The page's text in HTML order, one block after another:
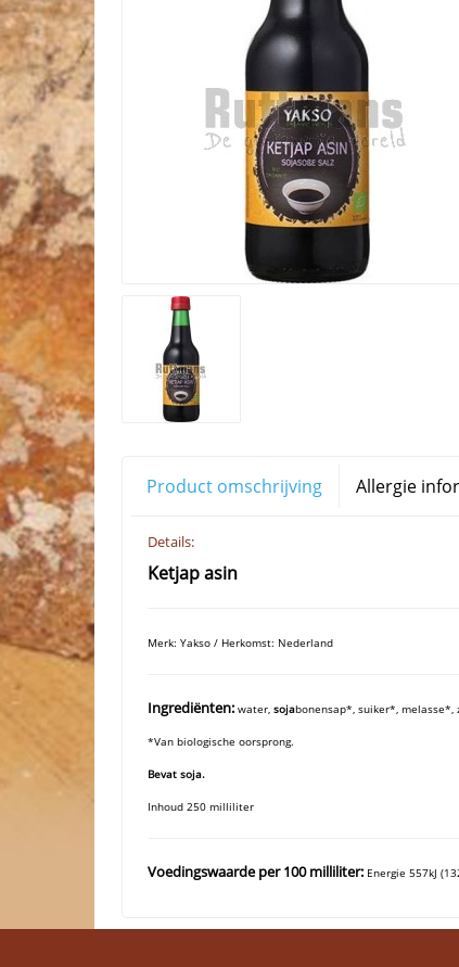
Product omschrijving Allergie
Details:
Ketjap asin
Merk: Yakso / Herkomst: Nederland
Ingrediënten: water, sojabonensap*, suiker*, melasse*,
*Van biologische oorsprong.
Bevat soja.
Inhoud 250 milliliter
Voedingswaarde per 100 milliliter: Energie 557kJ